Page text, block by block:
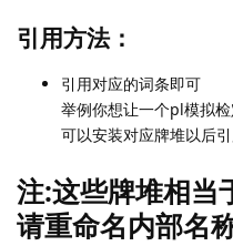
引用方法：
引用对应的词条即可
举例你想让一个pl模拟
可以安装对应牌堆以后
注:这些牌堆相当
请重命名内部名